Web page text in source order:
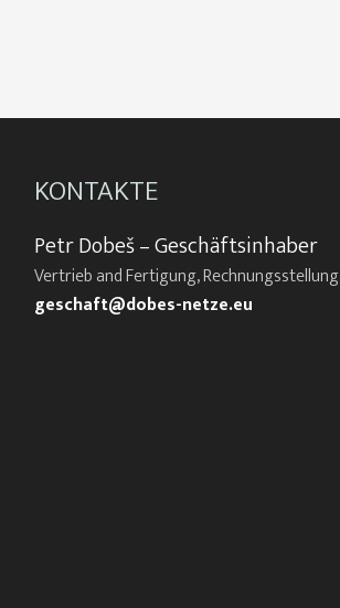
KONTAKTE
Petr Dobeš – Geschäftsinhaber
Vertrieb and Fertigung, Rechnungsstellung
geschaft@dobes-netze.eu